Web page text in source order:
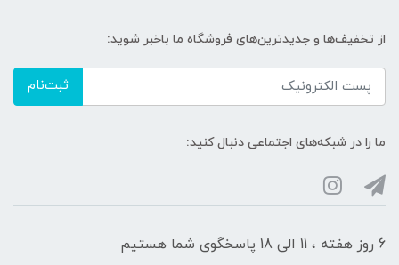
از تخفیف‌ها و جدیدترین‌های فروشگاه ما باخبر شوید:
ثبت‌نام
ما را در شبکه‌های اجتماعی دنبال کنید:
6 روز هفته ، 11 الی 18 پاسخگوی شما هستیم